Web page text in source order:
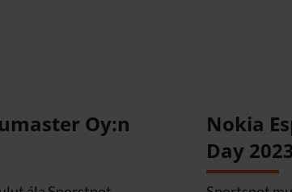
Oy:n
Nokia
Day